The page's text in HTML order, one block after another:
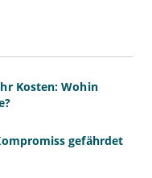
Kosten: Wohin
gefährdet